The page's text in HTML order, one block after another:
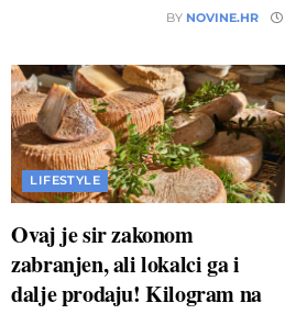
BY NOVINE.HR
LIFESTYLE
Ovaj je sir zakonom
zabranjen, ali lokalci ga i
dalje prodaju! Kilogram na